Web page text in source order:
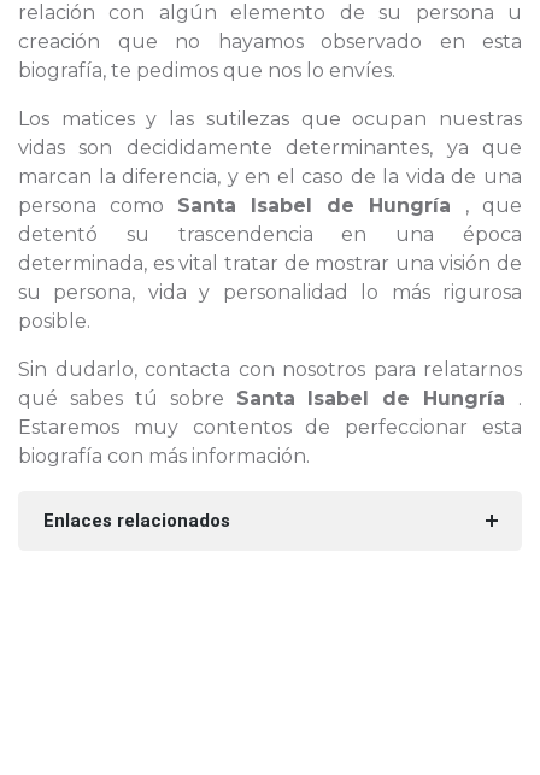
relación con algún elemento de su persona u
creación que no hayamos observado en esta
biografía, te pedimos que nos lo envíes.
Los matices y las sutilezas que ocupan nuestras
vidas son decididamente determinantes, ya que
marcan la diferencia, y en el caso de la vida de una
persona como Santa Isabel de Hungría , que
detentó su trascendencia en una época
determinada, es vital tratar de mostrar una visión de
su persona, vida y personalidad lo más rigurosa
posible.
Sin dudarlo, contacta con nosotros para relatarnos
qué sabes tú sobre Santa Isabel de Hungría .
Estaremos muy contentos de perfeccionar esta
biografía con más información.
Enlaces relacionados